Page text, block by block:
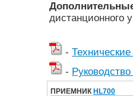
дистанционного
-
-
ПРИЕМНИК HL700